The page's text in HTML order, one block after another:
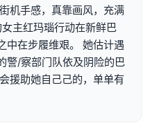
机手感，真靠画风，充满
主红玛瑙行动在新鲜巴
中在步履维艰。 她估计遇
警/察部门队依及阴险的巴
援助她自己己的，单单有